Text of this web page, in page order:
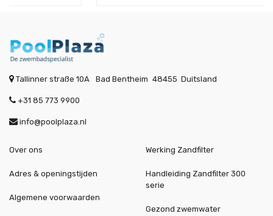
Tallinner straße 10A Bad Bentheim 48455 Duitsland
+31 85 773 9900
info@poolplaza.nl
Over ons
Adres & openingstijden
Algemene voorwaarden
Werking Zandfilter
Handleiding Zandfilter 300
serie
Gezond zwemwater